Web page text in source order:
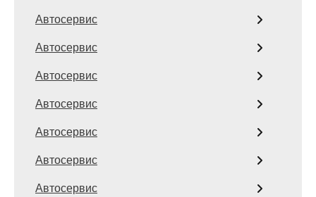
Автосервис
Автосервис
Автосервис
Автосервис
Автосервис
Автосервис
Автосервис